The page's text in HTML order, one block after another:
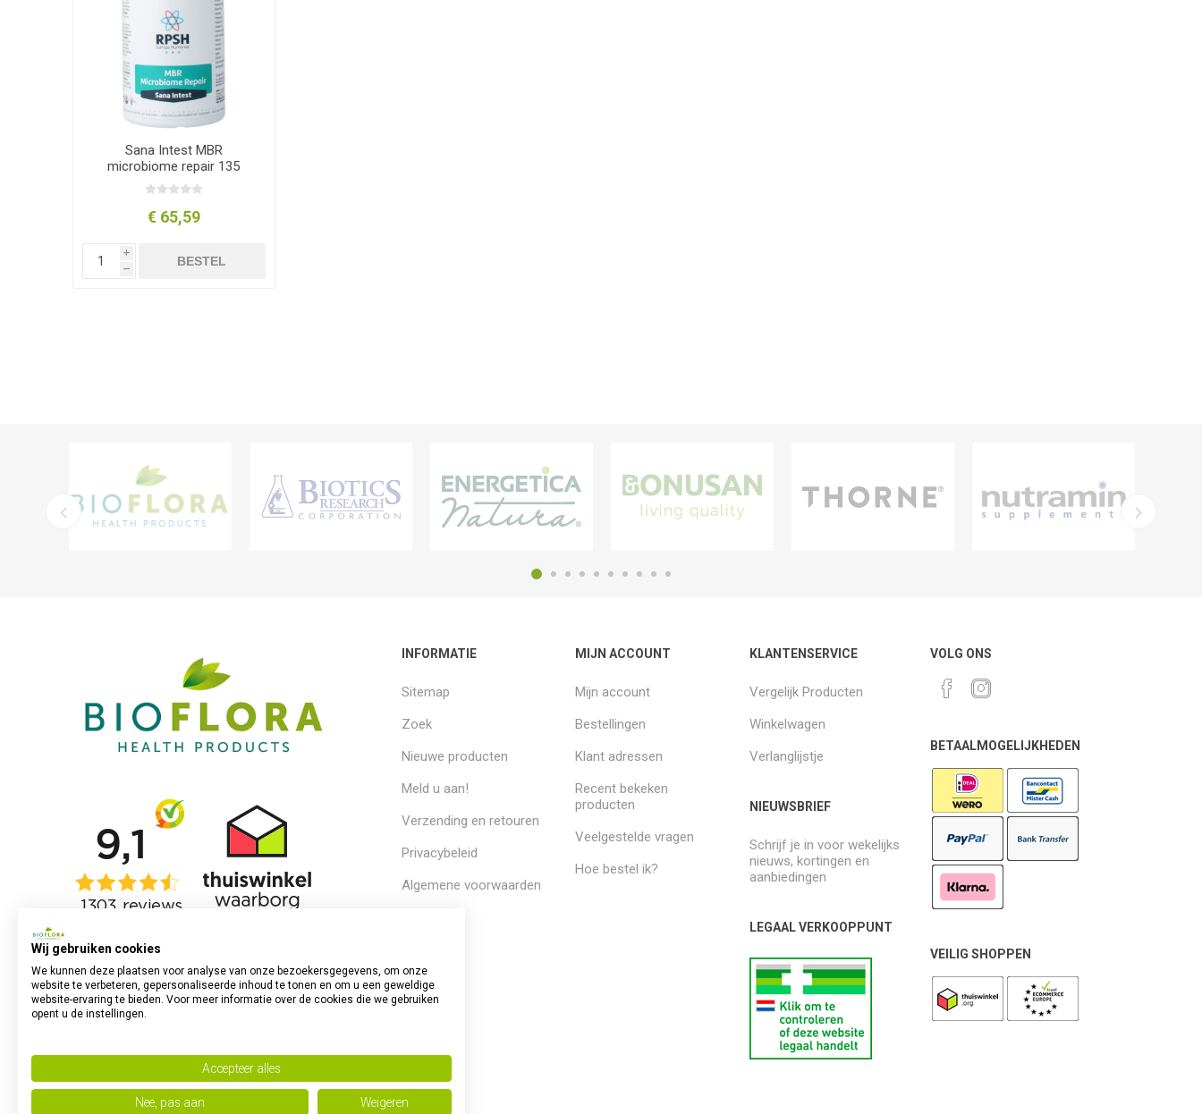
Sana Intest MBR
microbiome repair 135
capsules
€ 65,59
i
h
BESTEL
INFORMATIE
Sitemap
Zoek
Nieuwe producten
Meld u aan!
Verzending en retouren
Privacybeleid
Algemene voorwaarden
MIJN ACCOUNT
Mijn account
Bestellingen
Klant adressen
Recent bekeken
producten
Veelgestelde vragen
Hoe bestel ik?
KLANTENSERVICE
Vergelijk Producten
Winkelwagen
Verlanglijstje
NIEUWSBRIEF
Schrijf je in voor wekelijks
nieuws, kortingen en
aanbiedingen
LEGAAL VERKOOPPUNT
VOLG ONS
BETAALMOGELIJKHEDEN
VEILIG SHOPPEN
Wij gebruiken cookies
We kunnen deze plaatsen voor analyse van onze bezoekersgegevens, om onze
website te verbeteren, gepersonaliseerde inhoud te tonen en om u een geweldige
website-ervaring te bieden. Voor meer informatie over de cookies die we gebruiken
opent u de instellingen.
Accepteer alles
Nee, pas aan Weigeren